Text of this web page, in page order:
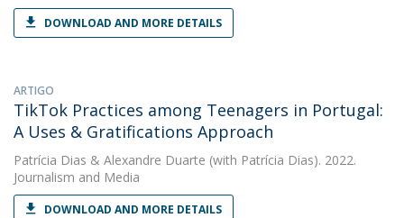
DOWNLOAD AND MORE DETAILS
ARTIGO
TikTok Practices among Teenagers in Portugal:
A Uses & Gratifications Approach
Patrícia Dias & Alexandre Duarte (with Patrícia Dias). 2022.
Journalism and Media
DOWNLOAD AND MORE DETAILS